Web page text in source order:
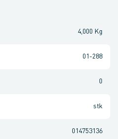
4,000 Kg
01-288
0
stk
014753136